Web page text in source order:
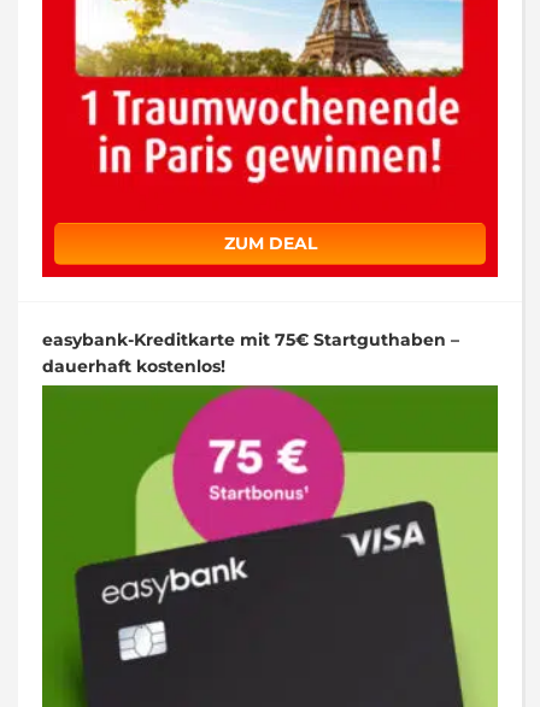
ZUM DEAL
easybank-Kreditkarte mit 75€ Startguthaben –
dauerhaft kostenlos!